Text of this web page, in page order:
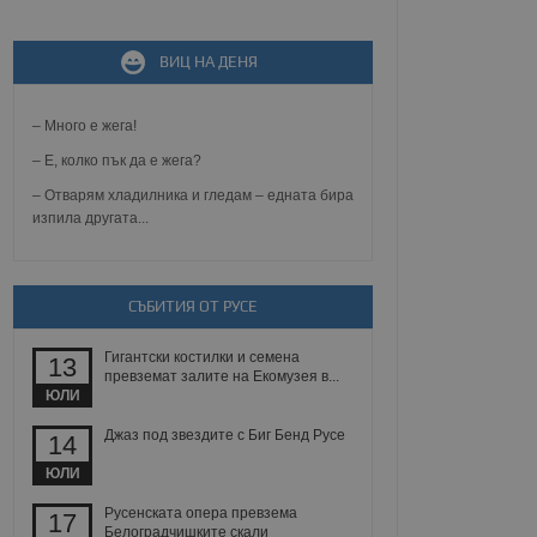
ВИЦ НА ДЕНЯ
– Много е жега!
– Е, колко пък да е жега?
– Отварям хладилника и гледам – едната бира
изпила другата...
СЪБИТИЯ ОТ РУСЕ
13
ЮЛИ
Гигантски костилки и семена
превземат залите на Екомузея в...
14
ЮЛИ
Джаз под звездите с Биг Бенд Русе
17
Русенската опера превзема
Белоградчишките скали
зададена от уеб
MVC
известно като
при затваряне
на съгласието на
за тяхното
сесии.
между хората
уебсайт.
на
на бисквитките,
съответствие и
и
и предоставя
използва